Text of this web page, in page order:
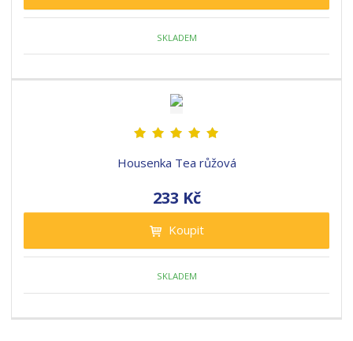
SKLADEM
Housenka Tea růžová
233 Kč
Koupit
SKLADEM